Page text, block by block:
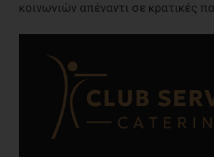
κοινωνιών απέναντι σε κρατικές